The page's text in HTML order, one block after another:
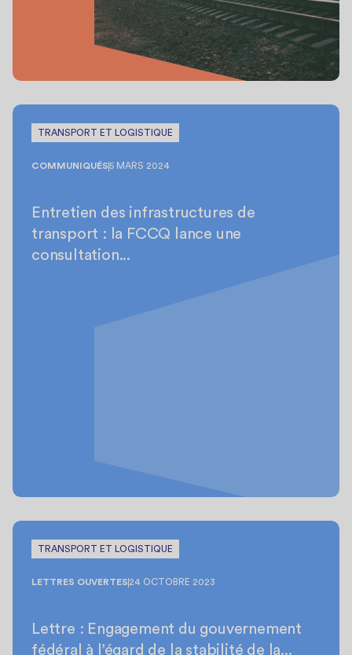
TRANSPORT ET LOGISTIQUE
COMMUNIQUÉS5 MARS 2024
Entretien des infrastructures de
transport : la FCCQ lance une
consultation...
TRANSPORT ET LOGISTIQUE
LETTRES OUVERTES 24 OCTOBRE 2023
Lettre : Engagement du gouvernement
fédéral à l’égard de la stabilité de la...